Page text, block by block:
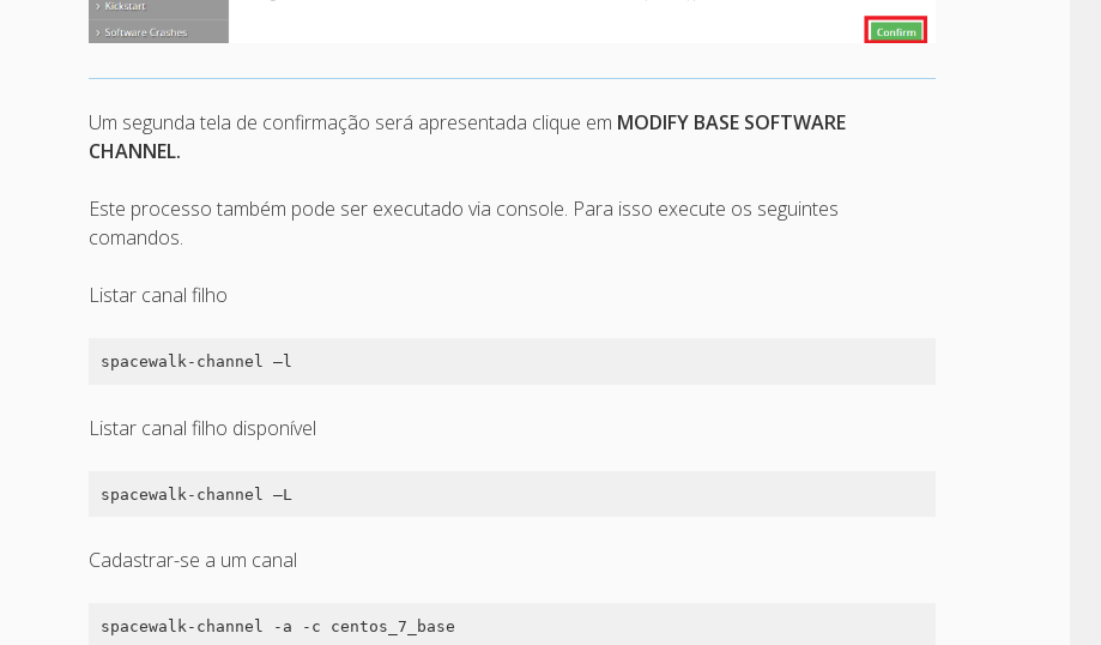
Um segunda tela de confirmação será apresentada clique em MODIFY BASE SOFTWARE
CHANNEL.
Este processo também pode ser executado via console. Para isso execute os seguintes
comandos.
Listar canal filho
spacewalk-channel –l
Listar canal filho disponível
spacewalk-channel –L
Cadastrar-se a um canal
spacewalk-channel -a -c centos_7_base